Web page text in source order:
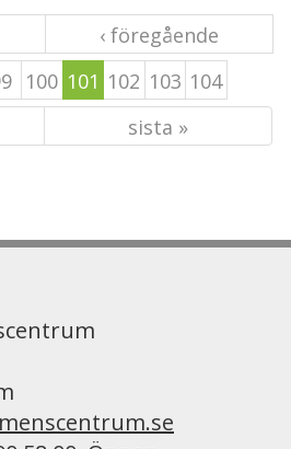
‹ föregående
100 101 102 103 104
sista »